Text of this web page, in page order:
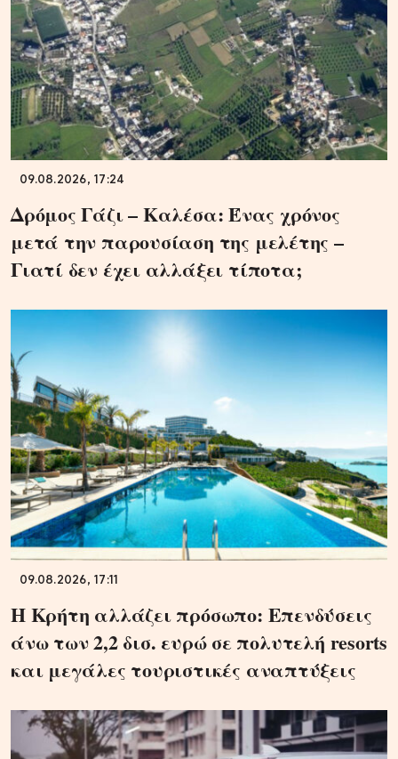
09.08.2026, 17:24
Δρόμος Γάζι – Καλέσα: Ένας χρόνος
μετά την παρουσίαση της μελέτης –
Γιατί δεν έχει αλλάξει τίποτα;
09.08.2026, 17:11
Η Κρήτη αλλάζει πρόσωπο: Επενδύσεις
άνω των 2,2 δισ. ευρώ σε πολυτελή resorts
και μεγάλες τουριστικές αναπτύξεις